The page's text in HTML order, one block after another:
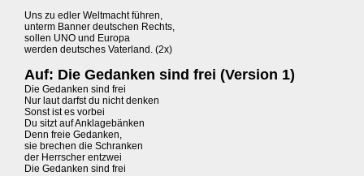
Uns zu edler Weltmacht führen,
unterm Banner deutschen Rechts,
sollen UNO und Europa
werden deutsches Vaterland. (2x)
Auf: Die Gedanken sind frei (Version 1)
Die Gedanken sind frei
Nur laut darfst du nicht denken
Sonst ist es vorbei
Du sitzt auf Anklagebänken
Denn freie Gedanken,
sie brechen die Schranken
der Herrscher entzwei
Die Gedanken sind frei